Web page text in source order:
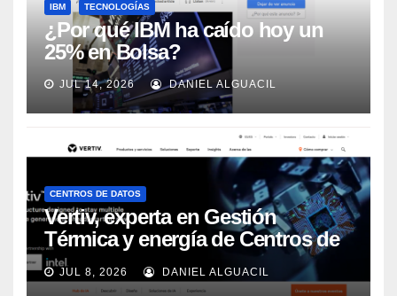
IBM TECNOLOGÍAS
¿Por qué IBM ha caído hoy un
25% en Bolsa?
JUL 14, 2026 DANIEL ALGUACIL
CENTROS DE DATOS
Vertiv, experta en Gestión
Térmica y energía de Centros de
Datos, sigue su crecimiento
imparable
JUL 8, 2026 DANIEL ALGUACIL